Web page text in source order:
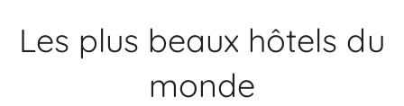
Les plus beaux hôtels du
monde